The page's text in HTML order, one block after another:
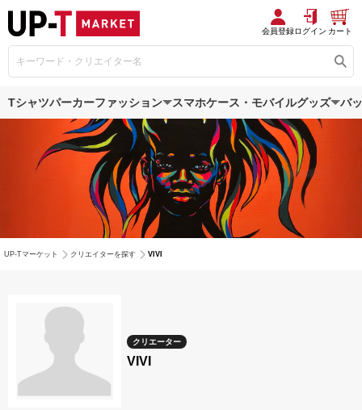
会員登録ログイン カート
Tシャツパーカーファッション スマホケース・モバイルグッズ バ
UP-Tマーケット クリエイターを探す VIVI
クリエーター
VIVI